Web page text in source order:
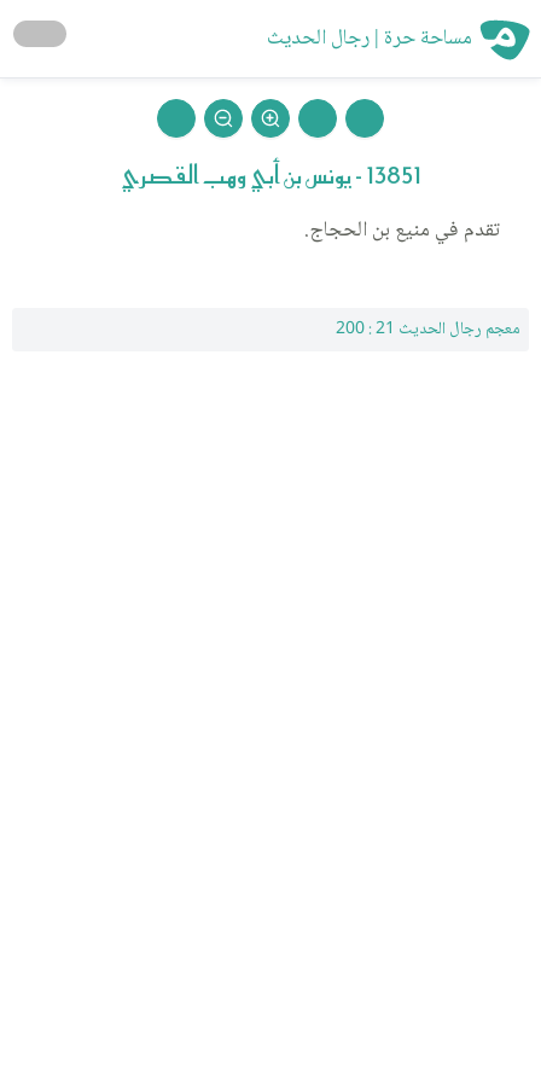
مساحة حرة | رجال الحديث
13851 - يونس بن أبي وهب القصري
تقدم في منيع بن الحجاج.
معجم رجال الحديث 21 : 200